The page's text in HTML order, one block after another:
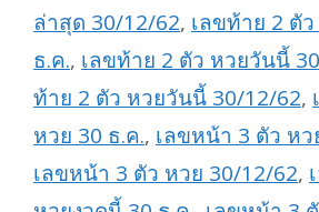
ล่าสุด 30/12/62, เลขท้าย 2 ตั
ธ.ค., เลขท้าย 2 ตัว หวยวันนี้
ท้าย 2 ตัว หวยวันนี้ 30/12/62,
หวย 30 ธ.ค., เลขหน้า 3 ตัว ห
เลขหน้า 3 ตัว หวย 30/12/62,